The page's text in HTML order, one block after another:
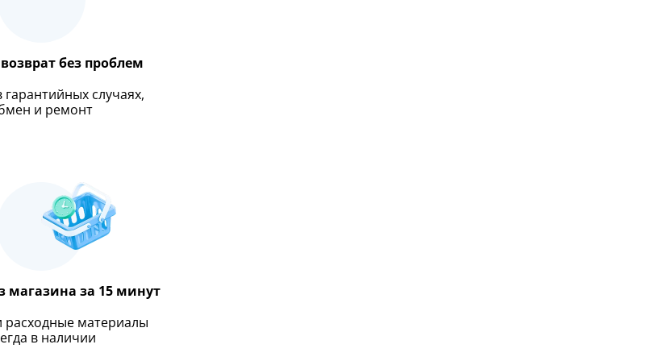
без проблем
случаях,
и ремонт
магазина за 15 минут
материалы
в наличии